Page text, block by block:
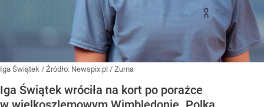
Iga Świątek / Źródło: Newspix.pl / Zuma
Iga Świątek wróciła na kort po porażce